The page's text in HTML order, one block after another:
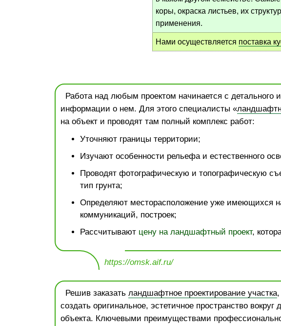
коры, окраска листьев, их
применения.
Нами осуществляется поставка
Работа над любым проектом начинается с детального
информации о нем. Для этого специалисты «
на объект и проводят там полный комплекс работ:
Уточняют границы территории;
Изучают особенности рельефа и естественного
Проводят фотографическую и топографическую
тип грунта;
Определяют месторасположение уже имеющихся
коммуникаций, построек;
Рассчитывают цену на ландшафтный проект,
https://omsk.aif.ru/
Решив заказать ландшафтное проектирование участка,
создать оригинальное, эстетичное пространство
объекта. Ключевыми преимуществами